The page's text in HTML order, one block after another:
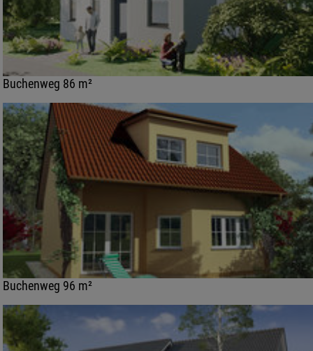
Buchenweg 86 m²
Buchenweg 96 m²